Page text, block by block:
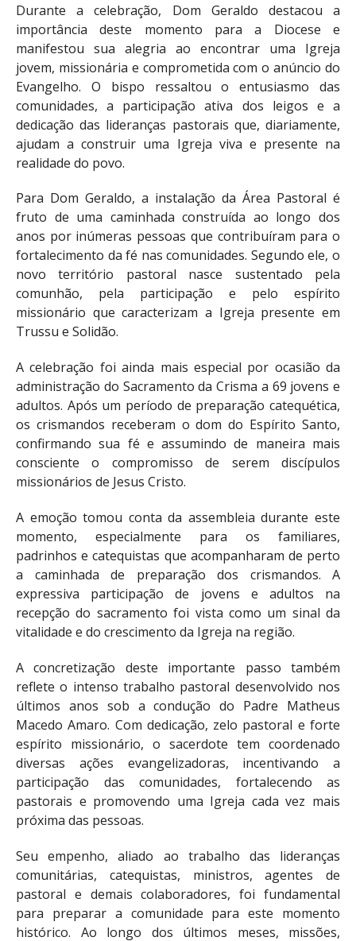
Durante a celebração, Dom Geraldo destacou a
importância deste momento para a Diocese e
manifestou sua alegria ao encontrar uma Igreja
jovem, missionária e comprometida com o anúncio do
Evangelho. O bispo ressaltou o entusiasmo das
comunidades, a participação ativa dos leigos e a
dedicação das lideranças pastorais que, diariamente,
ajudam a construir uma Igreja viva e presente na
realidade do povo.
Para Dom Geraldo, a instalação da Área Pastoral é
fruto de uma caminhada construída ao longo dos
anos por inúmeras pessoas que contribuíram para o
fortalecimento da fé nas comunidades. Segundo ele, o
novo território pastoral nasce sustentado pela
comunhão, pela participação e pelo espírito
missionário que caracterizam a Igreja presente em
Trussu e Solidão.
A celebração foi ainda mais especial por ocasião da
administração do Sacramento da Crisma a 69 jovens e
adultos. Após um período de preparação catequética,
os crismandos receberam o dom do Espírito Santo,
confirmando sua fé e assumindo de maneira mais
consciente o compromisso de serem discípulos
missionários de Jesus Cristo.
A emoção tomou conta da assembleia durante este
momento, especialmente para os familiares,
padrinhos e catequistas que acompanharam de perto
a caminhada de preparação dos crismandos. A
expressiva participação de jovens e adultos na
recepção do sacramento foi vista como um sinal da
vitalidade e do crescimento da Igreja na região.
A concretização deste importante passo também
reflete o intenso trabalho pastoral desenvolvido nos
últimos anos sob a condução do Padre Matheus
Macedo Amaro. Com dedicação, zelo pastoral e forte
espírito missionário, o sacerdote tem coordenado
diversas ações evangelizadoras, incentivando a
participação das comunidades, fortalecendo as
pastorais e promovendo uma Igreja cada vez mais
próxima das pessoas.
Seu empenho, aliado ao trabalho das lideranças
comunitárias, catequistas, ministros, agentes de
pastoral e demais colaboradores, foi fundamental
para preparar a comunidade para este momento
histórico. Ao longo dos últimos meses, missões,